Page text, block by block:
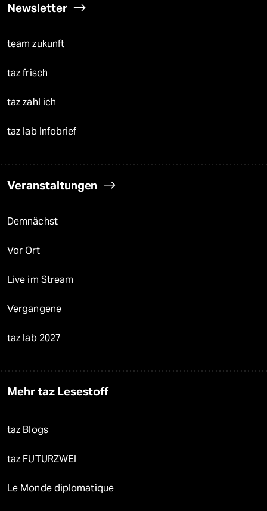
Newsletter
team zukunft
taz frisch
taz zahl ich
taz lab Infobrief
Veranstaltungen
Demnächst
Vor Ort
Live im Stream
Vergangene
taz lab 2027
Mehr taz Lesestoff
taz Blogs
taz FUTURZWEI
Le Monde diplomatique